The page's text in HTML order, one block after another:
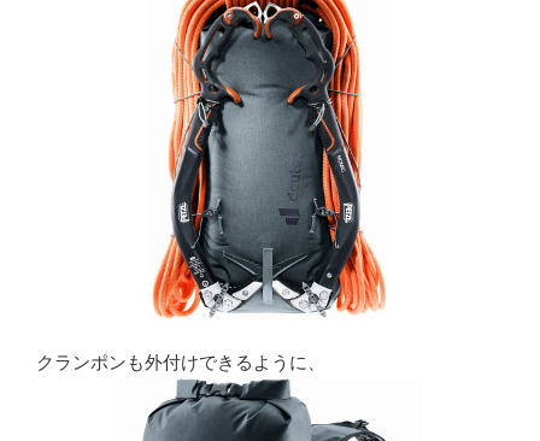
クランポンも外付けできるように、